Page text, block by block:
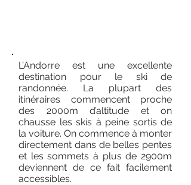
L’Andorre est une excellente
destination pour le ski de
randonnée. La plupart des
itinéraires commencent proche
des 2000m d’altitude et on
chausse les skis à peine sortis de
la voiture. On commence à monter
directement dans de belles pentes
et les sommets à plus de 2900m
deviennent de ce fait facilement
accessibles.